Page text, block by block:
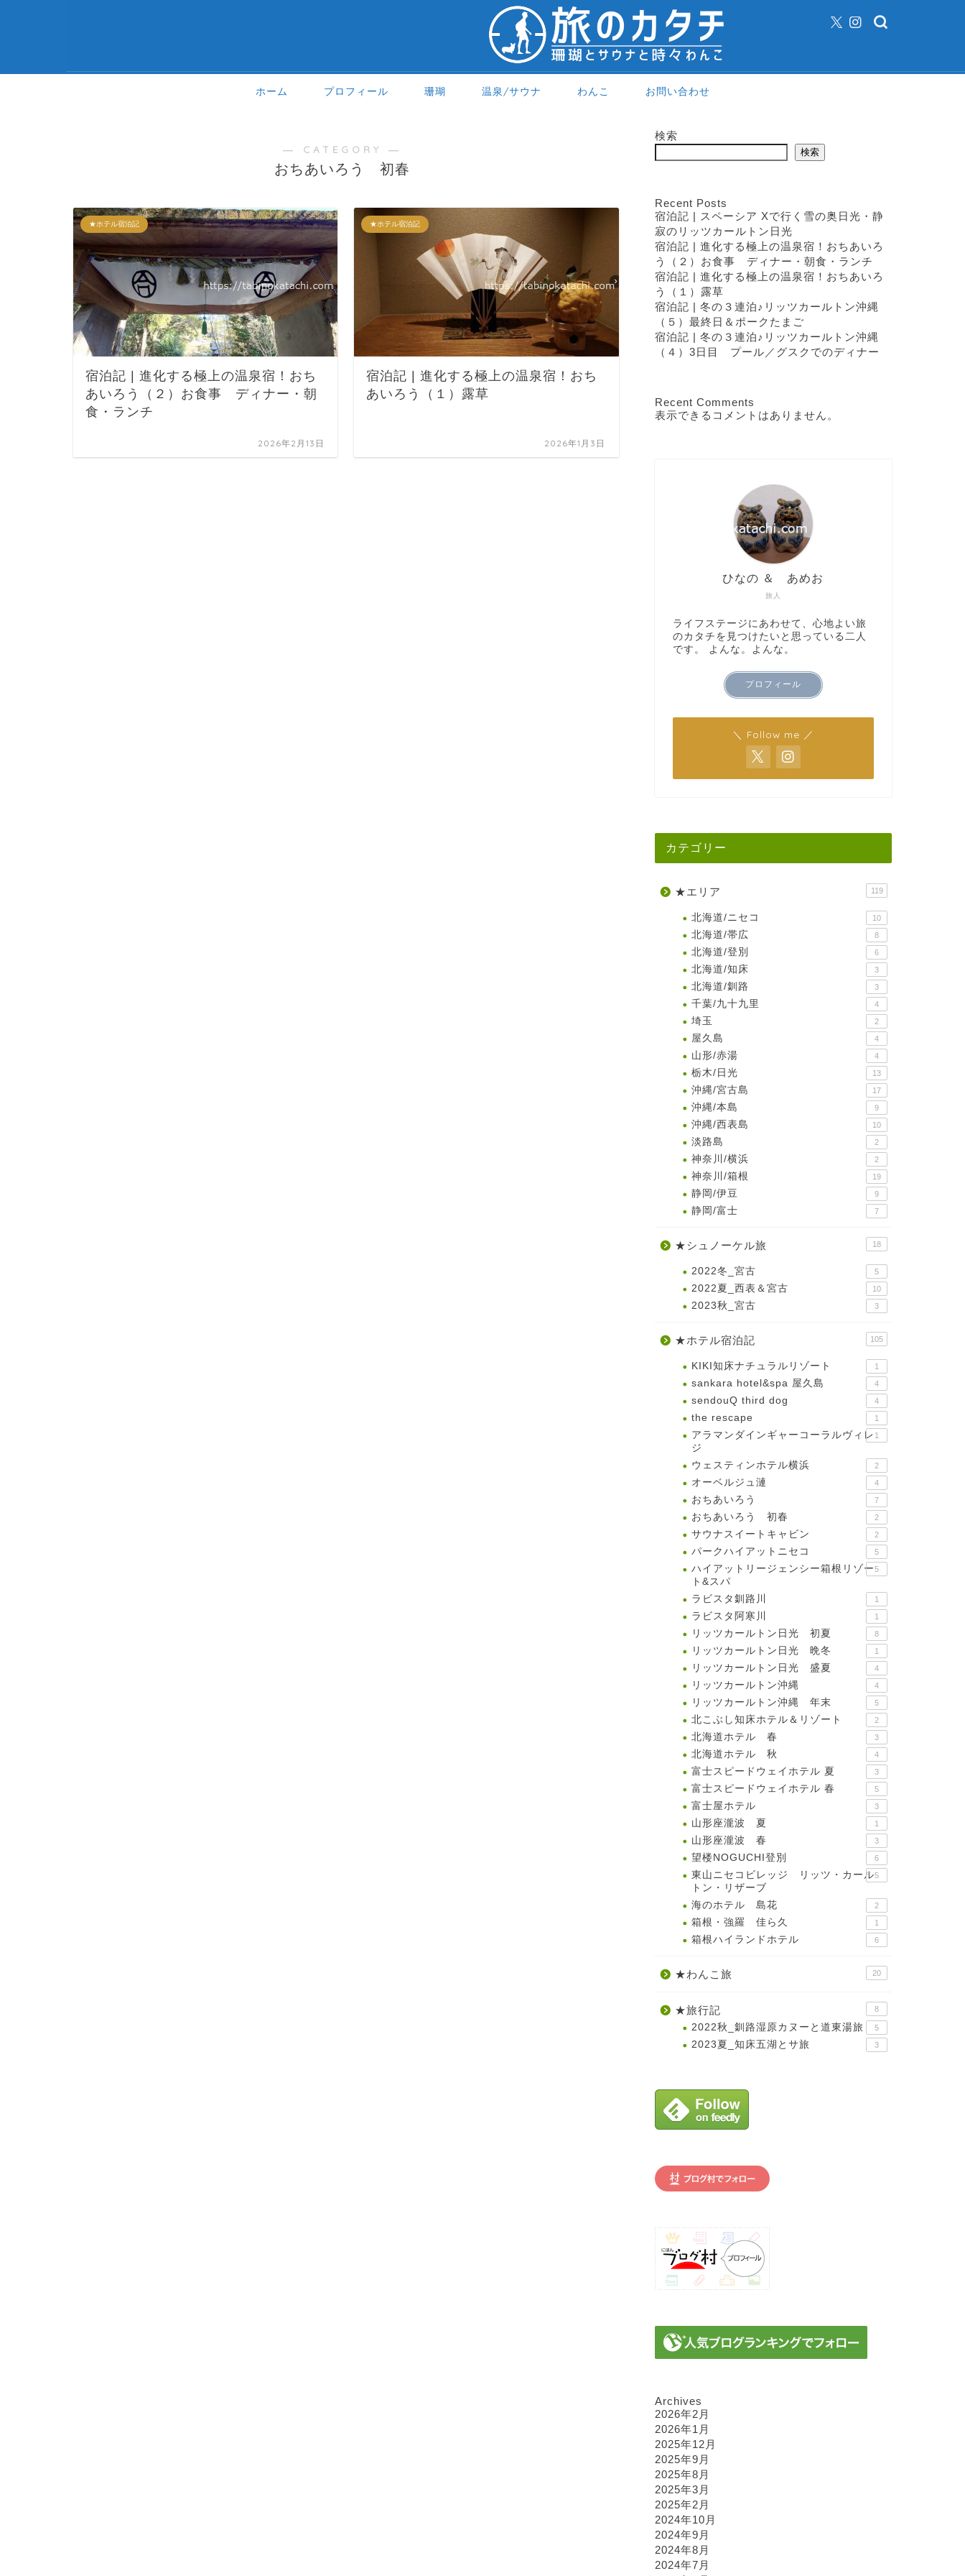
ホーム プロフィール 珊瑚 温泉/サウナ わんこ お問い合わせ
― CATEGORY ―
おちあいろう 初春
★ホテル宿泊記
宿泊記 | 進化する極上の温泉宿！おち
あいろう（２）お食事 ディナー・朝
食・ランチ
2026年2月13日
★ホテル宿泊記
宿泊記 | 進化する極上の温泉宿！おち
あいろう（１）露草
2026年1月3日
検索
検索
Recent Posts
宿泊記 | スペーシア Xで行く雪の奥日光・静
寂のリッツカールトン日光
宿泊記 | 進化する極上の温泉宿！おちあいろ
う（２）お食事 ディナー・朝食・ランチ
宿泊記 | 進化する極上の温泉宿！おちあいろ
う（１）露草
宿泊記 | 冬の３連泊♪リッツカールトン沖縄
（５）最終日＆ポークたまご
宿泊記 | 冬の３連泊♪リッツカールトン沖縄
（４）3日目 プール／グスクでのディナー
Recent Comments
表示できるコメントはありません。
旅人
ひなの ＆ あめお
ライフステージにあわせて、心地よい旅
のカタチを見つけたいと思っている二人
です。 よんな。よんな。
プロフィール
＼ Follow me ／
カテゴリー
★エリア 119
北海道/ニセコ 10
北海道/帯広 8
北海道/登別 6
北海道/知床 3
北海道/釧路 3
千葉/九十九里 4
埼玉 2
屋久島 4
山形/赤湯 4
栃木/日光 13
沖縄/宮古島 17
沖縄/本島 9
沖縄/西表島 10
淡路島 2
神奈川/横浜 2
神奈川/箱根 19
静岡/伊豆 9
静岡/富士 7
★シュノーケル旅 18
2022冬_宮古 5
2022夏_西表＆宮古 10
2023秋_宮古 3
★ホテル宿泊記 105
KIKI知床ナチュラルリゾート 1
sankara hotel&spa 屋久島 4
sendouQ third dog 4
the rescape 1
アラマンダインギャーコーラルヴィレ
ジ
1
ウェスティンホテル横浜 2
オーベルジュ漣 4
おちあいろう 7
おちあいろう 初春 2
サウナスイートキャビン 2
パークハイアットニセコ 5
ハイアットリージェンシー箱根リゾー
ト&スパ
5
ラビスタ釧路川 1
ラビスタ阿寒川 1
リッツカールトン日光 初夏 8
リッツカールトン日光 晩冬 1
リッツカールトン日光 盛夏 4
リッツカールトン沖縄 4
リッツカールトン沖縄 年末 5
北こぶし知床ホテル＆リゾート 2
北海道ホテル 春 3
北海道ホテル 秋 4
富士スピードウェイホテル 夏 3
富士スピードウェイホテル 春 5
富士屋ホテル 3
山形座瀧波 夏 1
山形座瀧波 春 3
望楼NOGUCHI登別 6
東山ニセコビレッジ リッツ・カール
トン・リザーブ
5
海のホテル 島花 2
箱根・強羅 佳ら久 1
箱根ハイランドホテル 6
★わんこ旅 20
★旅行記 8
2022秋_釧路湿原カヌーと道東湯旅 5
2023夏_知床五湖とサ旅 3
Archives
2026年2月
2026年1月
2025年12月
2025年9月
2025年8月
2025年3月
2025年2月
2024年10月
2024年9月
2024年8月
2024年7月